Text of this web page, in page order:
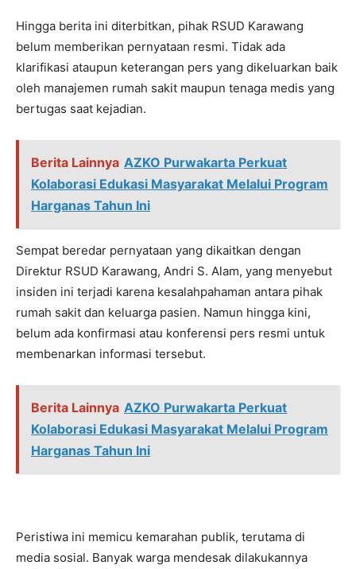
Hingga berita ini diterbitkan, pihak RSUD Karawang
belum memberikan pernyataan resmi. Tidak ada
klarifikasi ataupun keterangan pers yang dikeluarkan baik
oleh manajemen rumah sakit maupun tenaga medis yang
bertugas saat kejadian.
Berita Lainnya AZKO Purwakarta Perkuat
Kolaborasi Edukasi Masyarakat Melalui Program
Harganas Tahun Ini
Sempat beredar pernyataan yang dikaitkan dengan
Direktur RSUD Karawang, Andri S. Alam, yang menyebut
insiden ini terjadi karena kesalahpahaman antara pihak
rumah sakit dan keluarga pasien. Namun hingga kini,
belum ada konfirmasi atau konferensi pers resmi untuk
membenarkan informasi tersebut.
Berita Lainnya AZKO Purwakarta Perkuat
Kolaborasi Edukasi Masyarakat Melalui Program
Harganas Tahun Ini
Peristiwa ini memicu kemarahan publik, terutama di
media sosial. Banyak warga mendesak dilakukannya